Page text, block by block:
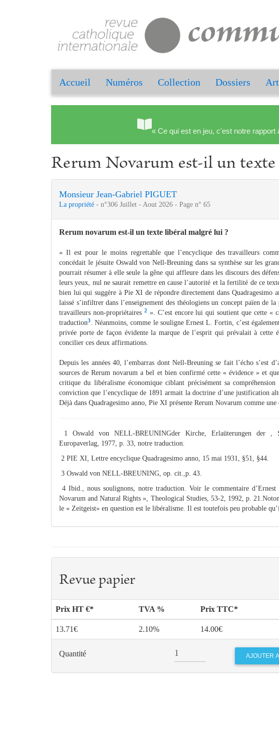
Accueil Numéros Collection Dossiers
« Ce qui est en jeu, c'est notre
Rerum Novarum est-il un
Monsieur Jean-Gabriel PIGUET
La propriété - n°306 Juillet - Aout 2026 - Page n° 65
Rerum novarum est-il un texte libéral malgré lui ?
« Il est pour le moins regrettable que l’encyclique des travailleurs
concédait le jésuite Oswald von Nell-Breuning dans sa synthèse sur les
pourrait résumer à elle seule la gêne qui affleure dans les discours des
leurs yeux, nul ne saurait remettre en cause l’autorité et la fertilité de ce
bien lui qui suggère à Pie XI de répondre directement dans
laissé s’infiltrer dans l’enseignement des théologiens un concept païen de
travailleurs non-propriétaires 2 ». C’est encore lui qui soutient que cette «
traduction3. Néanmoins, comme le souligne Ernest L. Fortin, c’est
privée porte de façon évidente la marque de l’esprit qui prévalait à cette
concilier ces deux affirmations.
Depuis les années 40, l’embarras dont Nell-Breuning se fait l’écho s’est
sources de Rerum novarum a bel et bien confirmé cette « évidence » et
critique du libéralisme économique ciblant précisément sa
conviction que l’encyclique de 1891 armait la doctrine d’une justification
Déjà dans Quadragesimo anno, Pie XI présente Rerum Novarum comme
1 Oswald von NELL-BREUNINGder Kirche, Erlaüterungen der ,
Europaverlag, 1977, p. 33, notre traduction.
2 PIE XI, Lettre encyclique Quadragesimo anno, 15 mai 1931, §51, §44.
3 Oswald von NELL-BREUNING, op. cit.,p. 43.
4 Ibid., nous soulignons, notre traduction. Voir le commentaire
Novarum and Natural Rights », Theological Studies, 53-2, 1992, p.
le « Zeitgeist» en question est le libéralisme. Il est toutefois peu probable
Revue papier
Prix HT €* TVA % Prix TTC*
13.71€ 2.10% 14.00€
Quantité